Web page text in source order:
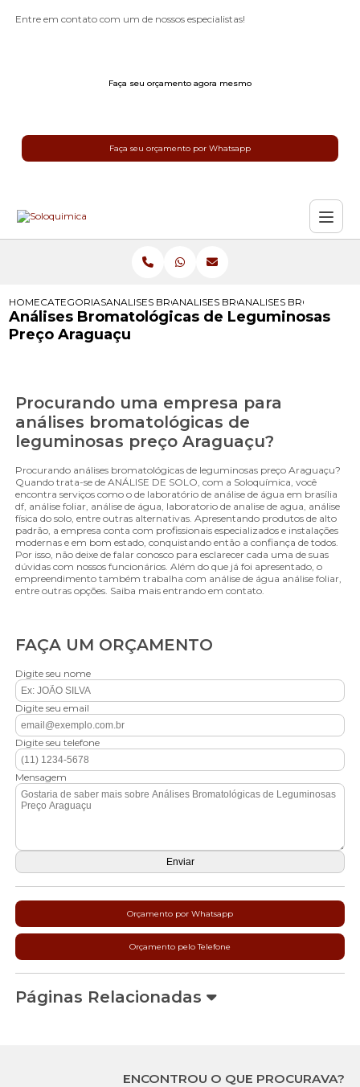
Entre em contato com um de nossos especialistas!
Faça seu orçamento agora mesmo
Faça seu orçamento por Whatsapp
HOMECATEGORIASANALISES BROMATOLOGICAS
ANALISES BROMATOLOGICAS PARA
ANALISES
Análises Bromatológicas de Leguminosas
Preço Araguaçu
Procurando uma empresa para
análises bromatológicas de
leguminosas preço Araguaçu?
Procurando análises bromatológicas de leguminosas preço Araguaçu?
Quando trata-se de ANÁLISE DE SOLO, com a Soloquímica, você
encontra serviços como o de laboratório de análise de água em brasília
df, análise foliar, análise de água, laboratorio de analise de agua, análise
física do solo, entre outras alternativas. Apresentando produtos de alto
padrão, a empresa conta com profissionais especializados e instalações
modernas e em bom estado, conquistando então a confiança de todos.
Por isso, não deixe de falar conosco para esclarecer cada uma de suas
dúvidas com nossos funcionários. Além do que já foi apresentado, o
empreendimento também trabalha com análise de água análise foliar,
entre outras opções. Saiba mais entrando em contato.
FAÇA UM ORÇAMENTO
Digite seu nome
Digite seu email
Digite seu telefone
Mensagem
Orçamento por Whatsapp
Orçamento pelo Telefone
Páginas Relacionadas
ENCONTROU O QUE PROCURAVA?